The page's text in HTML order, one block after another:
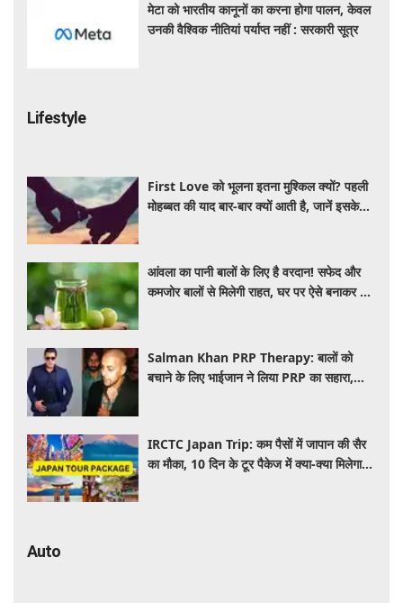
मेटा को भारतीय कानूनों का करना होगा पालन, केवल
उनकी वैश्विक नीतियां पर्याप्त नहीं : सरकारी सूत्र
Lifestyle
First Love को भूलना इतना मुश्किल क्यों? पहली
मोहब्बत की याद बार-बार क्यों आती है, जानें इसके
आंवला का पानी बालों के लिए है वरदान! सफेद और
कमजोर बालों से मिलेगी राहत, घर पर ऐसे बनाकर करें
Salman Khan PRP Therapy: बालों को
बचाने के लिए भाईजान ने लिया PRP का सहारा,
IRCTC Japan Trip: कम पैसों में जापान की सैर
का मौका, 10 दिन के टूर पैकेज में क्या-क्या मिलेगा?
Auto